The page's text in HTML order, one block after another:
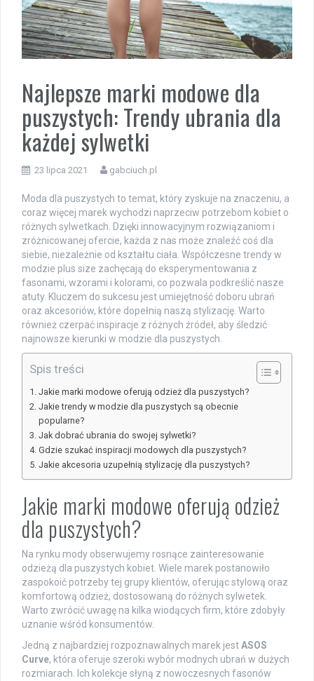
Najlepsze marki modowe dla
puszystych: Trendy ubrania dla
każdej sylwetki
23 lipca 2021 gabciuch.pl
Moda dla puszystych to temat, który zyskuje na znaczeniu, a
coraz więcej marek wychodzi naprzeciw potrzebom kobiet o
różnych sylwetkach. Dzięki innowacyjnym rozwiązaniom i
zróżnicowanej ofercie, każda z nas może znaleźć coś dla
siebie, niezależnie od kształtu ciała. Współczesne trendy w
modzie plus size zachęcają do eksperymentowania z
fasonami, wzorami i kolorami, co pozwala podkreślić nasze
atuty. Kluczem do sukcesu jest umiejętność doboru ubrań
oraz akcesoriów, które dopełnią naszą stylizację. Warto
również czerpać inspiracje z różnych źródeł, aby śledzić
najnowsze kierunki w modzie dla puszystych.
Spis treści
Jakie marki modowe oferują odzież dla puszystych?
Jakie trendy w modzie dla puszystych są obecnie
popularne?
Jak dobrać ubrania do swojej sylwetki?
Gdzie szukać inspiracji modowych dla puszystych?
Jakie akcesoria uzupełnią stylizację dla puszystych?
Jakie marki modowe oferują odzież
dla puszystych?
Na rynku mody obserwujemy rosnące zainteresowanie
odzieżą dla puszystych kobiet. Wiele marek postanowiło
zaspokoić potrzeby tej grupy klientów, oferując stylową oraz
komfortową odzież, dostosowaną do różnych sylwetek.
Warto zwrócić uwagę na kilka wiodących firm, które zdobyły
uznanie wśród konsumentów.
Jedną z najbardziej rozpoznawalnych marek jestASOS
Curve, która oferuje szeroki wybór modnych ubrań w dużych
rozmiarach. Ich kolekcje słyną z nowoczesnych fasonów